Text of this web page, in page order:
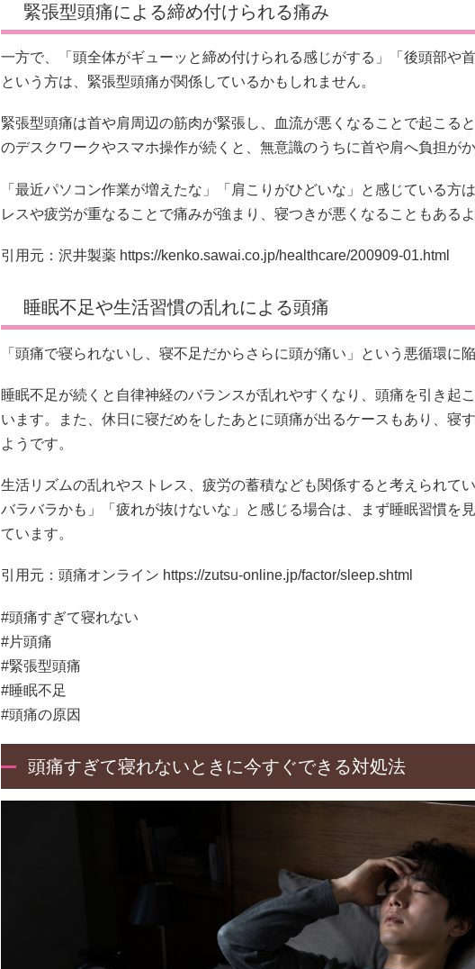
緊張型頭痛による締め付けられる痛み
一方で、「頭全体がギューッと締め付けられる感じがする」「後頭部や
という方は、緊張型頭痛が関係しているかもしれません。
緊張型頭痛は首や肩周辺の筋肉が緊張し、血流が悪くなることで起こる
のデスクワークやスマホ操作が続くと、無意識のうちに首や肩へ負担が
「最近パソコン作業が増えたな」「肩こりがひどいな」と感じている方
レスや疲労が重なることで痛みが強まり、寝つきが悪くなることもあるよ
引用元：沢井製薬 https://kenko.sawai.co.jp/healthcare/200909-01.html
睡眠不足や生活習慣の乱れによる頭痛
「頭痛で寝られないし、寝不足だからさらに頭が痛い」という悪循環に
睡眠不足が続くと自律神経のバランスが乱れやすくなり、頭痛を引き起
います。また、休日に寝だめをしたあとに頭痛が出るケースもあり、寝
ようです。
生活リズムの乱れやストレス、疲労の蓄積なども関係すると考えられて
バラバラかも」「疲れが抜けないな」と感じる場合は、まず睡眠習慣を
ています。
引用元：頭痛オンライン https://zutsu-online.jp/factor/sleep.shtml
#頭痛すぎて寝れない
#片頭痛
#緊張型頭痛
#睡眠不足
#頭痛の原因
頭痛すぎて寝れないときに今すぐできる対処法